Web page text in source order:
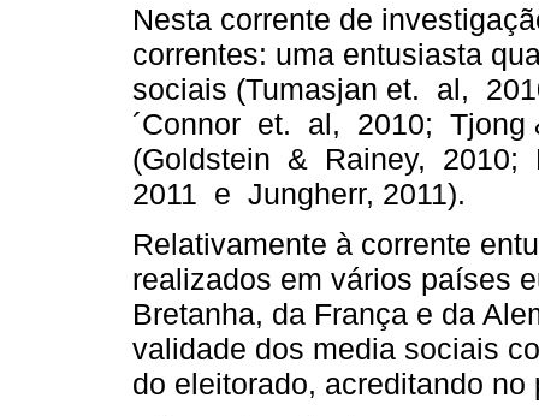
Nesta corrente de
correntes: uma entusiasta
sociais (Tumasjan et. al,
´Connor et. al, 2010; Tjong
(Goldstein & Rainey, 2010;
2011 e Jungherr, 2011).
Relativamente à corrente
realizados em vários países
Bretanha, da França e da
validade dos media sociais
do eleitorado, acreditando